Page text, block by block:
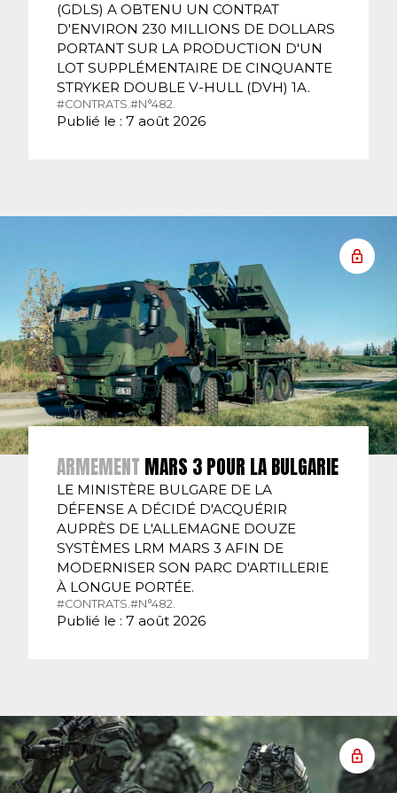
(GDLS) A OBTENU UN CONTRAT
D'ENVIRON 230 MILLIONS DE DOLLARS
PORTANT SUR LA PRODUCTION D'UN
LOT SUPPLÉMENTAIRE DE CINQUANTE
STRYKER DOUBLE V-HULL (DVH) 1A.
#CONTRATS.#N°482.
Publié le : 7 août 2026
ARMEMENT MARS 3 POUR LA BULGARIE
LE MINISTÈRE BULGARE DE LA
DÉFENSE A DÉCIDÉ D'ACQUÉRIR
AUPRÈS DE L'ALLEMAGNE DOUZE
SYSTÈMES LRM MARS 3 AFIN DE
MODERNISER SON PARC D'ARTILLERIE
À LONGUE PORTÉE.
#CONTRATS.#N°482.
Publié le : 7 août 2026